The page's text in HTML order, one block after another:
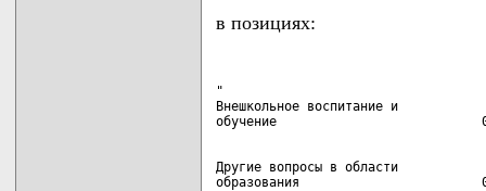
в позициях:
"
Внешкольное воспитание и
Другие вопросы в области
образования